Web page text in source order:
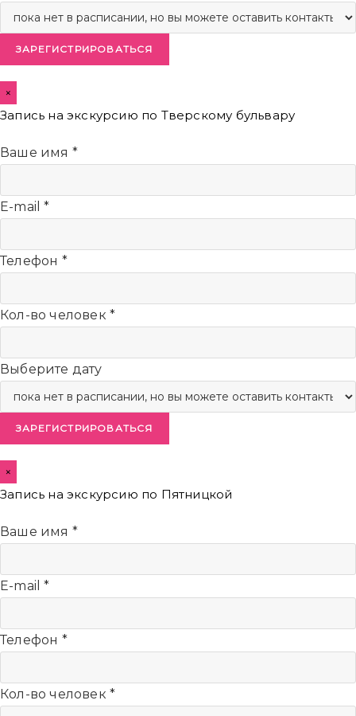
ЗАРЕГИСТРИРОВАТЬСЯ
×
Запись на экскурсию по Тверскому бульвару
Ваше имя *
E-mail*
Телефон *
Кол-во человек *
Выберите дату
ЗАРЕГИСТРИРОВАТЬСЯ
×
Запись на экскурсию по Пятницкой
Ваше имя *
E-mail*
Телефон *
Кол-во человек *